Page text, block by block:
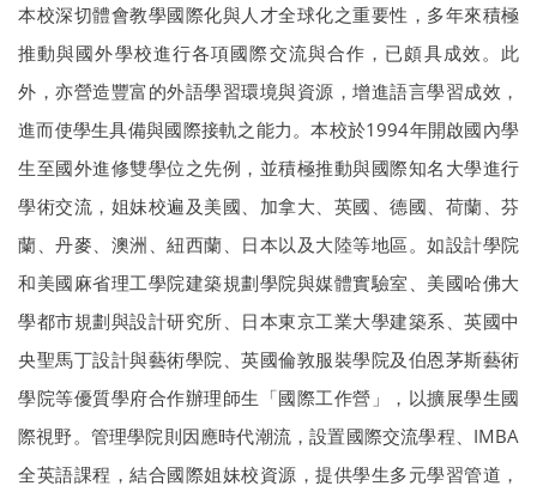
本校深切體會教學國際化與人才全球化之重要性，多年來積極
推動與國外學校進行各項國際交流與合作，已頗具成效。此
外，亦營造豐富的外語學習環境與資源，增進語言學習成效，
進而使學生具備與國際接軌之能力。本校於1994年開啟國內學
生至國外進修雙學位之先例，並積極推動與國際知名大學進行
學術交流，姐妹校遍及美國、加拿大、英國、德國、荷蘭、芬
蘭、丹麥、澳洲、紐西蘭、日本以及大陸等地區。如設計學院
和美國麻省理工學院建築規劃學院與媒體實驗室、美國哈佛大
學都市規劃與設計研究所、日本東京工業大學建築系、英國中
央聖馬丁設計與藝術學院、英國倫敦服裝學院及伯恩茅斯藝術
學院等優質學府合作辦理師生「國際工作營」，以擴展學生國
際視野。管理學院則因應時代潮流，設置國際交流學程、IMBA
全英語課程，結合國際姐妹校資源，提供學生多元學習管道，